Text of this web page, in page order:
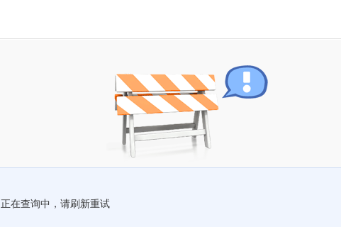
正在查询中，请刷新重试